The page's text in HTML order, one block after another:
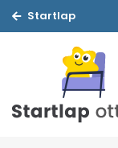
Startlap